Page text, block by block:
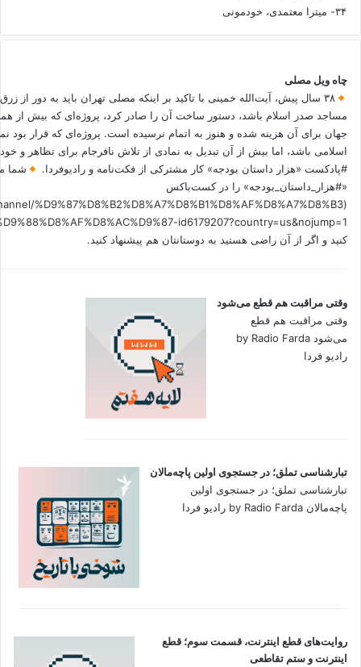
۳۴- میترا معتمدی، خودمونی
چاه ویل مصلی
۳۸ سال پیش، آیت‌الله خمینی با تاکید بر اینکه مصلی تهران باید به دور از
مساجد صدر اسلام باشد، دستور ساخت آن را صادر کرد، پروژه‌ای که بیش از
جهان برای آن هزینه شده و هنوز به اتمام نرسیده است. پروژه‌ای که قرار بود
اسلامی باشد، اما بیش از آن تبدیل به نمادی از تلاش نافرجام برای تظاهر و
#پادکست «هزار داستان بودجه» کار مشترکی از فکت‌نامه و رادیوفردا.
شما
«#هزار_داستان_بودجه» را در کست‌باکس
%D9%87%D8%B2%D8%A7%D8%B1%D8%AF%D8%A7%D8%B3
کنید و اگر از آن راضی هستید به دوستانتان هم پیشنهاد کنید.
وقتی مراقبت هم قطع می‌شود
وقتی مراقبت هم قطع
می‌شود by Radio Farda
رادیو فردا
تبارشناسی تملق؛ در جستجوی اولین‌ پاچه‌مالان
تبارشناسی تملق؛ در جستجوی اولین‌
پاچه‌مالان by Radio Farda رادیو فردا
روایت‌های قطع اینترنت، قسمت سوم؛ قطع
اینترنت و ستم تقاطعی